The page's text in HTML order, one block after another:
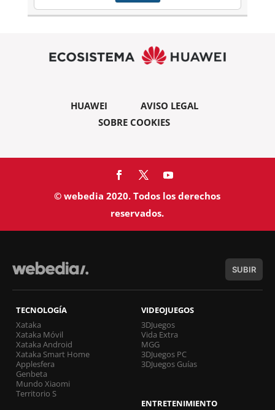
HUAWEI
AVISO LEGAL
SOBRE COOKIES
© webedia 2020. Todos los derechos
reservados.
SUBIR
TECNOLOGÍA
Xataka
Xataka Móvil
Xataka Android
Xataka Smart Home
Applesfera
Genbeta
Mundo Xiaomi
Territorio S
VIDEOJUEGOS
3DJuegos
Vida Extra
MGG
3DJuegos PC
3DJuegos Guías
ENTRETENIMIENTO